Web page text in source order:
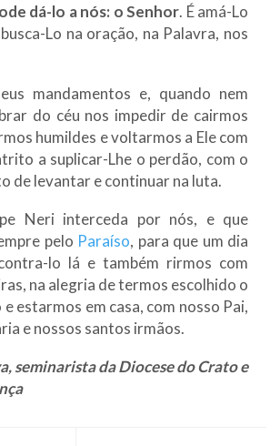
dá-lo a nós: o Senhor. É amá-Lo
Lo na oração, na Palavra, nos
mandamentos e, quando nem
do céu nos impedir de cairmos
humildes e voltarmos a Ele com
a suplicar-Lhe o perdão, com o
de levantar e continuar na luta.
Neri interceda por nós, e que
pelo Paraíso, para que um dia
lo lá e também rirmos com
na alegria de termos escolhido o
estarmos em casa, com nosso Pai,
e nossos santos irmãos.
seminarista da Diocese do Crato e